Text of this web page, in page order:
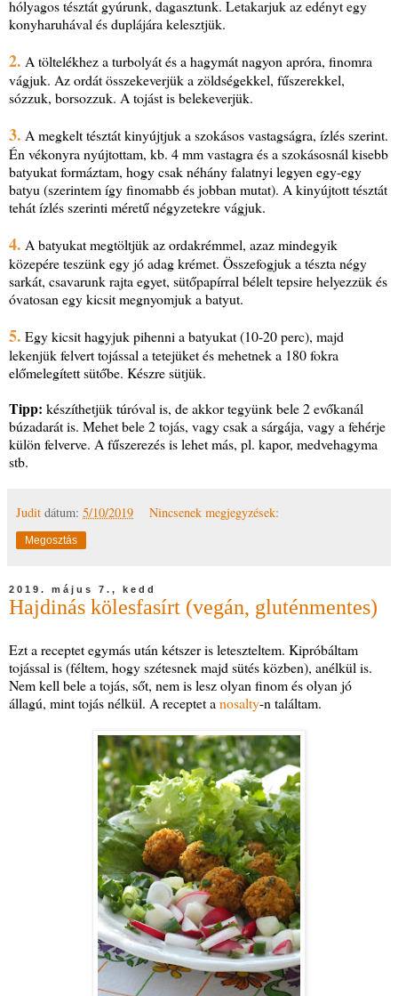
hólyagos tésztát gyúrunk, dagasztunk. Letakarjuk az edényt egy
konyharuhával és duplájára kelesztjük.
2. A töltelékhez a turbolyát és a hagymát nagyon apróra, finomra
vágjuk. Az ordát összekeverjük a zöldségekkel, fűszerekkel,
sózzuk, borsozzuk. A tojást is belekeverjük.
3. A megkelt tésztát kinyújtjuk a szokásos vastagságra, ízlés szerint.
Én vékonyra nyújtottam, kb. 4 mm vastagra és a szokásosnál kisebb
batyukat formáztam, hogy csak néhány falatnyi legyen egy-egy
batyu (szerintem így finomabb és jobban mutat). A kinyújtott tésztát
tehát ízlés szerinti méretű négyzetekre vágjuk.
4. A batyukat megtöltjük az ordakrémmel, azaz mindegyik
közepére teszünk egy jó adag krémet. Összefogjuk a tészta négy
sarkát, csavarunk rajta egyet, sütőpapírral bélelt tepsire helyezzük és
óvatosan egy kicsit megnyomjuk a batyut.
5. Egy kicsit hagyjuk pihenni a batyukat (10-20 perc), majd
lekenjük felvert tojással a tetejüket és mehetnek a 180 fokra
előmelegített sütőbe. Készre sütjük.
Tipp: készíthetjük túróval is, de akkor tegyünk bele 2 evőkanál
búzadarát is. Mehet bele 2 tojás, vagy csak a sárgája, vagy a fehérje
külön felverve. A fűszerezés is lehet más, pl. kapor, medvehagyma
stb.
Judit dátum: 5/10/2019 Nincsenek megjegyzések:
Megosztás
2019. május 7., kedd
Hajdinás kölesfasírt (vegán, gluténmentes)
Ezt a receptet egymás után kétszer is leteszteltem. Kipróbáltam
tojással is (féltem, hogy szétesnek majd sütés közben), anélkül is.
Nem kell bele a tojás, sőt, nem is lesz olyan finom és olyan jó
állagú, mint tojás nélkül. A receptet a nosalty-n találtam.